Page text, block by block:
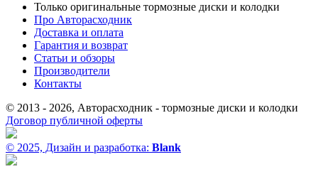
Только оригинальные тормозные диски и колодки
Про Авторасходник
Доставка и оплата
Гарантия и возврат
Статьи и обзоры
Производители
Контакты
© 2013 - 2026, Авторасходник - тормозные диски и колодки
Договор публичной оферты
© 2025, Дизайн и разработка: Blank